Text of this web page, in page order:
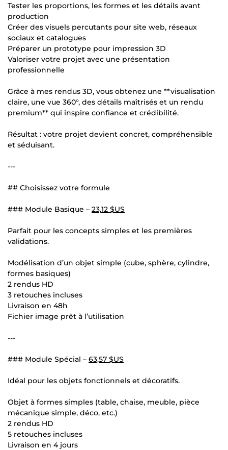
Tester les proportions, les formes et les détails avant
production
Créer des visuels percutants pour site web, réseaux
sociaux et catalogues
Préparer un prototype pour impression 3D
Valoriser votre projet avec une présentation
professionnelle
Grâce à mes rendus 3D, vous obtenez une **visualisation
claire, une vue 360°, des détails maîtrisés et un rendu
premium** qui inspire confiance et crédibilité.
Résultat : votre projet devient concret, compréhensible
et séduisant.
---
## Choisissez votre formule
### Module Basique – 23,12 $US
Parfait pour les concepts simples et les premières
validations.
Modélisation d’un objet simple (cube, sphère, cylindre,
formes basiques)
2 rendus HD
3 retouches incluses
Livraison en 48h
Fichier image prêt à l’utilisation
---
### Module Spécial – 63,57 $US
Idéal pour les objets fonctionnels et décoratifs.
Objet à formes simples (table, chaise, meuble, pièce
mécanique simple, déco, etc.)
2 rendus HD
5 retouches incluses
Livraison en 4 jours